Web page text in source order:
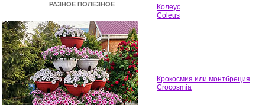
РАЗНОЕ ПОЛЕЗНОЕ
Колеус
Coleus
Крокосмия или монтбреция
Crocosmia